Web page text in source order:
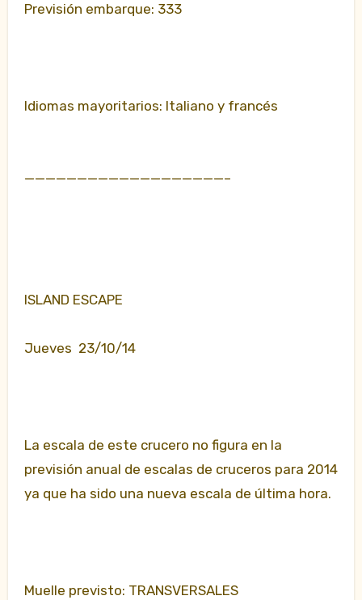
Previsión embarque: 333
Idiomas mayoritarios: Italiano y francés
———————————————————–
ISLAND ESCAPE
Jueves 23/10/14
La escala de este crucero no figura en la
previsión anual de escalas de cruceros para 2014
ya que ha sido una nueva escala de última hora.
Muelle previsto: TRANSVERSALES